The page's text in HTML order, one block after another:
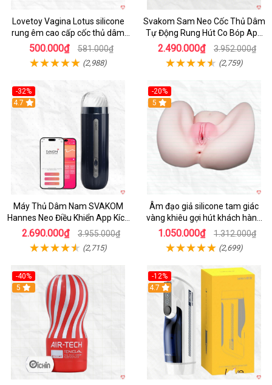
Lovetoy Vagina Lotus silicone
rung êm cao cấp cốc thủ dâm
nam
500.000₫ 581.000₫
(2,988)
Svakom Sam Neo Cốc Thủ Dâm
Tự Động Rung Hút Co Bóp App
Điều Khiển
2.490.000₫ 3.952.000₫
(2,759)
-32%
Hot
4.7
Máy Thủ Dâm Nam SVAKOM
Hannes Neo Điều Khiển App Kích
Thích
2.690.000₫ 3.955.000₫
(2,715)
-20%
Hot
5
Âm đạo giả silicone tam giác
vàng khiêu gợi hút khách hàng
nam
1.050.000₫ 1.312.000₫
(2,699)
-40%
Hot
5
-12%
Hot
4.7